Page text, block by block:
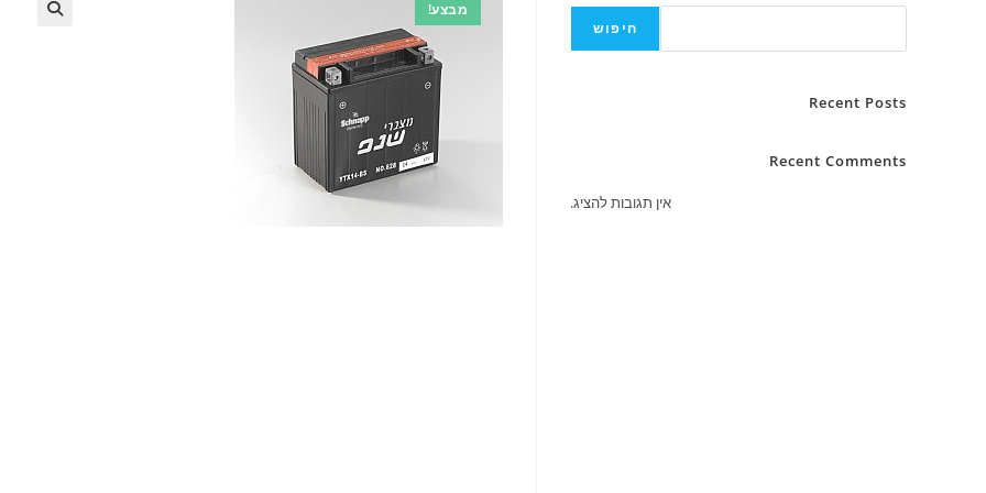
מבצע!
חיפוש
Recent Posts
Recent Comments
אין תגובות להציג.